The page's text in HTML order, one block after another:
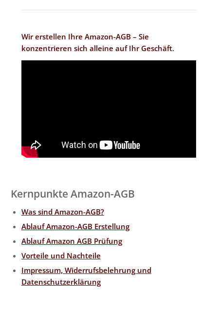
Wir erstellen Ihre Amazon-AGB – Sie
konzentrieren sich alleine auf Ihr Geschäft.
Kernpunkte Amazon-AGB
Was sind Amazon-AGB?
Ablauf Amazon-AGB Erstellung
Ablauf Amazon AGB Prüfung
Vorteile und Nachteile
Impressum, Widerrufsbelehrung und
Datenschutzerklärung